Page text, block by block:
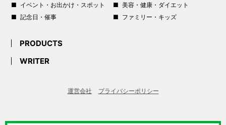
イベント・お出かけ・スポット
美容・健康・ダイエット
記念日・催事
ファミリー・キッズ
PRODUCTS
WRITER
運営会社 プライバシーポリシー